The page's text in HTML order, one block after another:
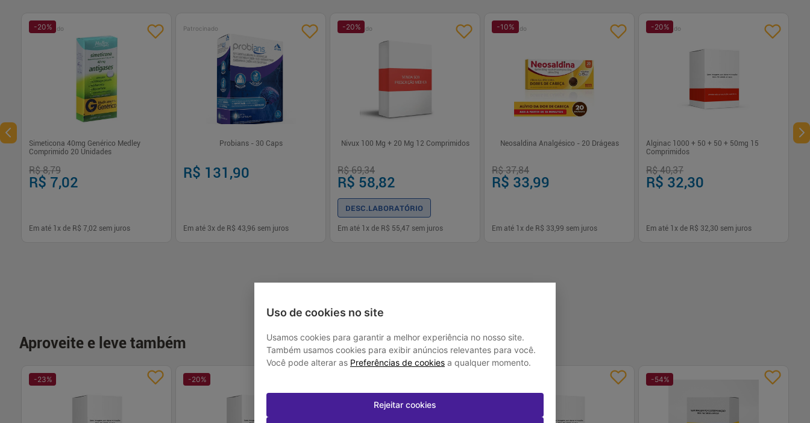
Uso de cookies no site
Usamos cookies para garantir a melhor experiência no nosso site.
Também usamos cookies para exibir anúncios relevantes para você.
Você pode alterar as Preferências de cookies a qualquer momento.
Rejeitar cookies
Patrocinado
-20%
Simeticona 40mg Genérico Medley
Comprimido 20 Unidades
R$ 8,79
R$ 7,02
Em até 1 x de R$ 7,02 sem juros
Patrocinado
Probians - 30 Caps
R$ 131,90
Em até 3x de R$ 43,96 sem juros
Patrocinado
-20%
Nivux 100 Mg + 20 Mg 12 Comprimidos
R$ 69,34
R$ 58,82
DESC.LABORATÓRIO
Em até 1 x de R$ 55,47 sem juros
Patrocinado
-10%
Neosaldina Analgésico - 20 Drágeas
R$ 37,84
R$ 33,99
Em até 1 x de R$ 33,99 sem juros
Patrocinado
-20%
Alginac 1000 + 50 + 50 + 50mg 15
Comprimidos
R$ 40,37
R$ 32,30
Em até 1 x de R$ 32,30 sem juros
Aproveite e leve também
-23% -20% -54%